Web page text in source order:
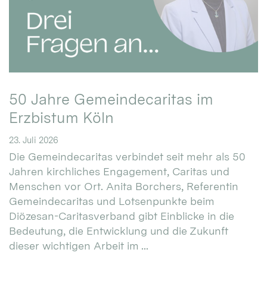
50 Jahre Gemeindecaritas im
Erzbistum Köln
23. Juli 2026
Die Gemeindecaritas verbindet seit mehr als 50
Jahren kirchliches Engagement, Caritas und
Menschen vor Ort. Anita Borchers, Referentin
Gemeindecaritas und Lotsenpunkte beim
Diözesan-Caritasverband gibt Einblicke in die
Bedeutung, die Entwicklung und die Zukunft
dieser wichtigen Arbeit im ...